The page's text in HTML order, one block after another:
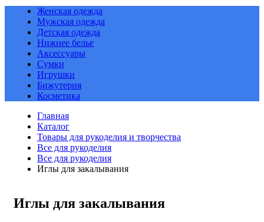
Женская одежда
Мужская одежда
Детская одежда
Нижнее белье
Аксессуары
Сумки
Игрушки
Бижутерия
Косметика
Главная
Каталог
Товары для рукоделия и творчества
Все для рукоделия
Все для рукоделия
Иглы для закалывания
Иглы для закалывания